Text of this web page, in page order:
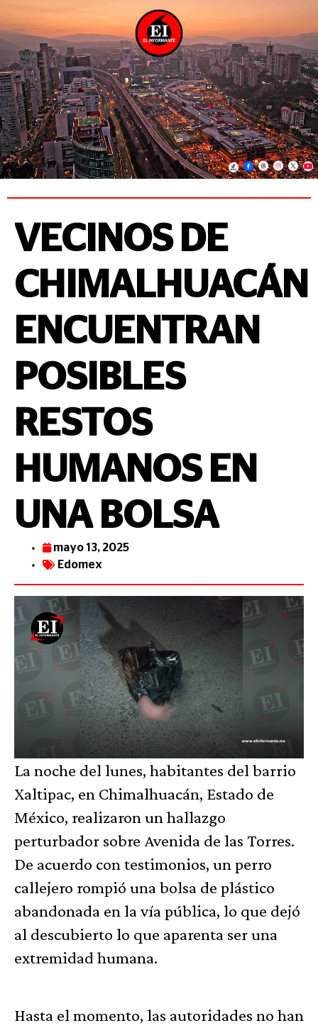
VECINOS DE
CHIMALHUACÁN
ENCUENTRAN
POSIBLES
RESTOS
HUMANOS EN
UNA BOLSA
mayo 13, 2025
Edomex
La noche del lunes, habitantes del barrio
Xaltipac, en Chimalhuacán, Estado de
México, realizaron un hallazgo
perturbador sobre Avenida de las Torres.
De acuerdo con testimonios, un perro
callejero rompió una bolsa de plástico
abandonada en la vía pública, lo que dejó
al descubierto lo que aparenta ser una
extremidad humana.
Hasta el momento, las autoridades no han